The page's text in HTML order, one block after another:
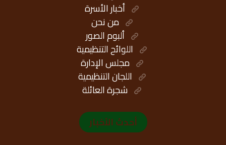
أخبار الأسرة
من نحن
ألبوم الصور
اللوائح التنظيمية
مجلس الإدارة
اللجان التنظيمية
شجرة العائلة
أحدث الأخبار